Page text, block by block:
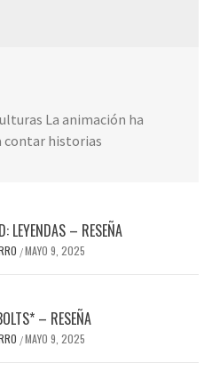
La animación ha
contar historias
LEYENDAS – RESEÑA
/MAYO 9, 2025
– RESEÑA
/MAYO 9, 2025